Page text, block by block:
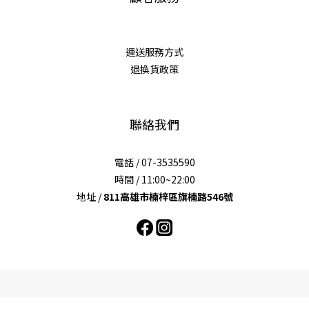
運送服務方式
退換貨政策
聯絡我們
電話 / 07-3535590
時間 / 11:00~22:00
地址 /811高雄市楠梓區旗楠路546號